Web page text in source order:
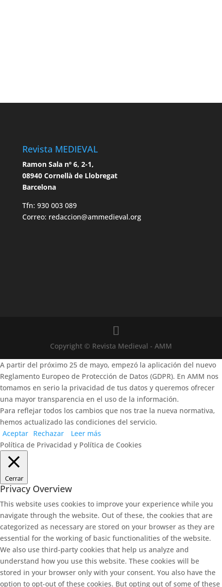
Revista MEDIEVAL
Ramon Sala nº 6, 2-1,
08940 Cornellà de Llobregat
Barcelona
Tfn: 930 003 089
Correo: redaccion@ammedieval.org
Copyright © Revista Medieval - AMM
A partir del próximo 25 de mayo, empezó la aplicación del nuevo
Reglamento Europeo de Protección de Datos (GDPR). En AMM nos
tomamos en serio la privacidad de tus datos y queremos ofrecer
una mayor transparencia en el uso de la información.
Para reflejar todos los cambios que nos trae la nueva normativa,
hemos actualizado las condiciones del servicio.
Aceptar Rechazar
Leer más
Política de Privacidad y Política de Cookies
Cerrar
Privacy Overview
This website uses cookies to improve your experience while you
navigate through the website. Out of these, the cookies that are
categorized as necessary are stored on your browser as they are
essential for the working of basic functionalities of the website.
We also use third-party cookies that help us analyze and
understand how you use this website. These cookies will be
stored in your browser only with your consent. You also have the
option to opt-out of these cookies. But opting out of some of these